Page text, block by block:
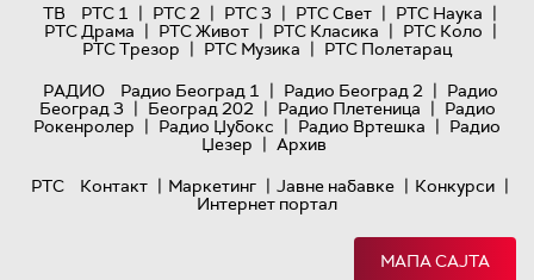
ТВ
РТС 1 | РТС 2 | РТС 3 | РТС Свет | РТС Наука |
РТС Драма | РТС Живот | РТС Класика | РТС Коло |
РТС Трезор | РТС Музика | РТС Полетарац
РАДИО
Радио Београд 1 | Радио Београд 2 | Радио
Београд 3 | Београд 202 | Радио Плетеница | Радио
Рокенролер | Радио Џубокс | Радио Вртешка | Радио
Џезер | Архив
РТС
Контакт | Маркетинг | Јавне набавке | Конкурси |
Интернет портал
МАПА САЈТА